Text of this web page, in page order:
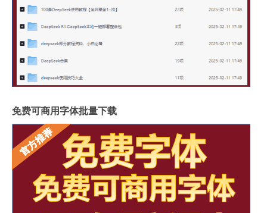
免费可商用字体批量下载